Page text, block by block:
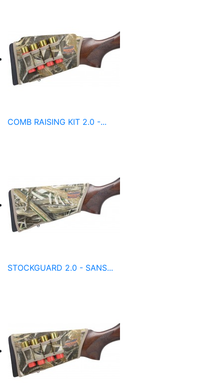
COMB RAISING KIT 2.0 -...
STOCKGUARD 2.0 - SANS...